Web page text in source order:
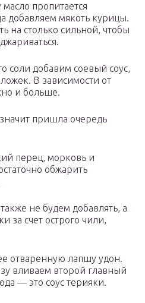
пропитается
добавляем мякоть курицы.
на столько сильной, чтобы
соли добавим соевый соус,
В зависимости от
и больше.
пришла очередь
перец, морковь и
обжарить
не будем добавлять, а
за счет острого чили,
отваренную лапшу удон.
вливаем второй главный
— это соус терияки.